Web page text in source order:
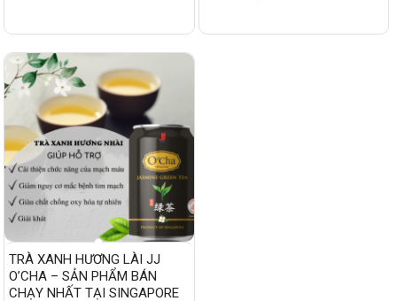
TRÀ XANH HƯƠNG LÀI JJ
O’CHA – SẢN PHẨM BÁN
CHẠY NHẤT TẠI SINGAPORE